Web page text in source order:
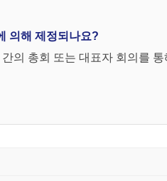
출석대의원의 2/3이상의 요청에
에 의한 개선 요청은 임원전원이
에 의한 서면의 제출이 있을 때
의해 제정되나요?
의 총회 또는 대표자 회의를